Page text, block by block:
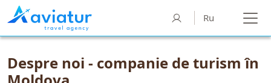
Ru
Despre noi - companie de turism în